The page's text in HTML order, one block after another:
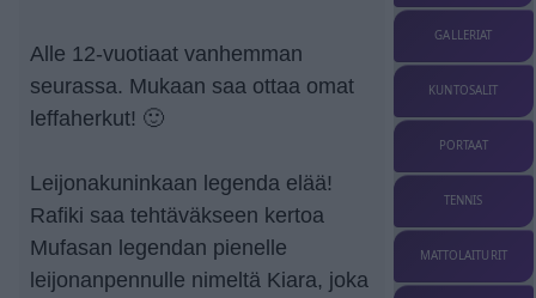
Alle 12-vuotiaat vanhemman
seurassa. Mukaan saa ottaa omat
leffaherkut! 🙂
Leijonakuninkaan legenda elää!
Rafiki saa tehtäväkseen kertoa
Mufasan legendan pienelle
leijonanpennulle nimeltä Kiara, joka
GALLERIAT
KUNTOSALIT
PORTAAT
TENNIS
MATTOLAITURIT